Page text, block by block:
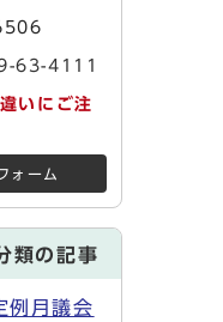
63-4111
いにご注
ォーム
類の記事
例月議会